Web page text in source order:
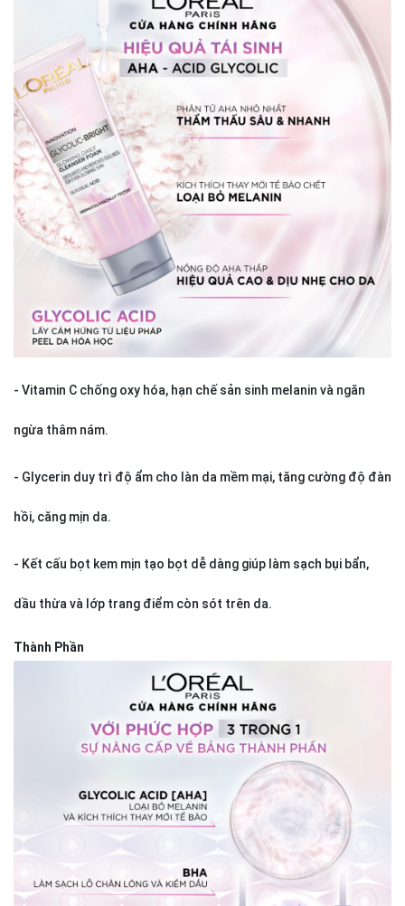
- Vitamin C chống oxy hóa, hạn chế sản sinh melanin và ngăn
ngừa thâm nám.
- Glycerin duy trì độ ẩm cho làn da mềm mại, tăng cường độ đàn
hồi, căng mịn da.
- Kết cấu bọt kem mịn tạo bọt dễ dàng giúp làm sạch bụi bẩn,
dầu thừa và lớp trang điểm còn sót trên da.
Thành Phần